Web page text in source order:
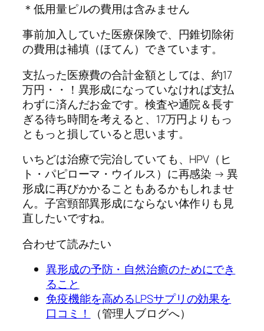
＊低用量ピルの費用は含みません
事前加入していた医療保険で、円錐切除術
の費用は補填（ほてん）できています。
支払った医療費の合計金額としては、約17
万円・・！異形成になっていなければ支払
わずに済んだお金です。検査や通院＆長す
ぎる待ち時間を考えると、17万円よりもっ
ともっと損していると思います。
いちどは治療で完治していても、HPV（ヒ
ト・パピローマ・ウイルス）に再感染 → 異
形成に再びかかることもあるかもしれませ
ん。子宮頸部異形成にならない体作りも見
直したいですね。
合わせて読みたい
異形成の予防・自然治癒のためにでき
ること
免疫機能を高めるLPSサプリの効果を
口コミ！
（管理人ブログへ）